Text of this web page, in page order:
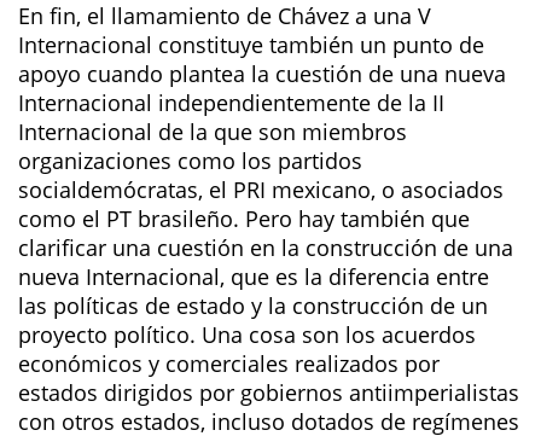
En fin, el llamamiento de Chávez a una V
Internacional constituye también un punto de
apoyo cuando plantea la cuestión de una nueva
Internacional independientemente de la II
Internacional de la que son miembros
organizaciones como los partidos
socialdemócratas, el PRI mexicano, o asociados
como el PT brasileño. Pero hay también que
clarificar una cuestión en la construcción de una
nueva Internacional, que es la diferencia entre
las políticas de estado y la construcción de un
proyecto político. Una cosa son los acuerdos
económicos y comerciales realizados por
estados dirigidos por gobiernos antiimperialistas
con otros estados, incluso dotados de regímenes